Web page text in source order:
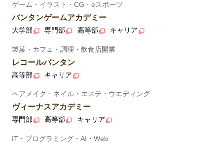
ゲーム・イラスト・CG・eスポーツ
バンタンゲームアカデミー
大学部 専門部 高等部 キャリア
製菓・カフェ・調理・飲食店開業
レコールバンタン
高等部 キャリア
ヘアメイク・ネイル・エステ・ウエディング
ヴィーナスアカデミー
専門部 高等部 キャリア
IT・プログラミング・AI・Web